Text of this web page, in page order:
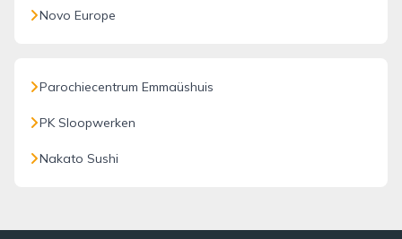
Novo Europe
Parochiecentrum Emmaüshuis
PK Sloopwerken
Nakato Sushi